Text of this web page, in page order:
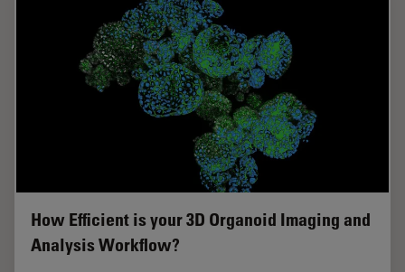
How Efficient is your 3D Organoid Imaging and
Analysis Workflow?